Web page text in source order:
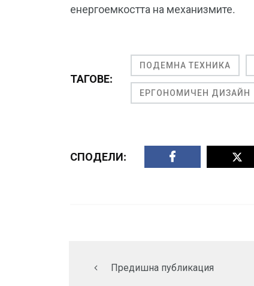
енергоемкостта на механизмите.
ТАГОВЕ:
ПОДЕМНА ТЕХНИКА
ЕРГОНОМИЧЕН ДИЗАЙН
СПОДЕЛИ:
Предишна публикация